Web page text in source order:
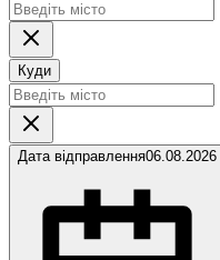
Куди
Дата відправлення06.08.2026